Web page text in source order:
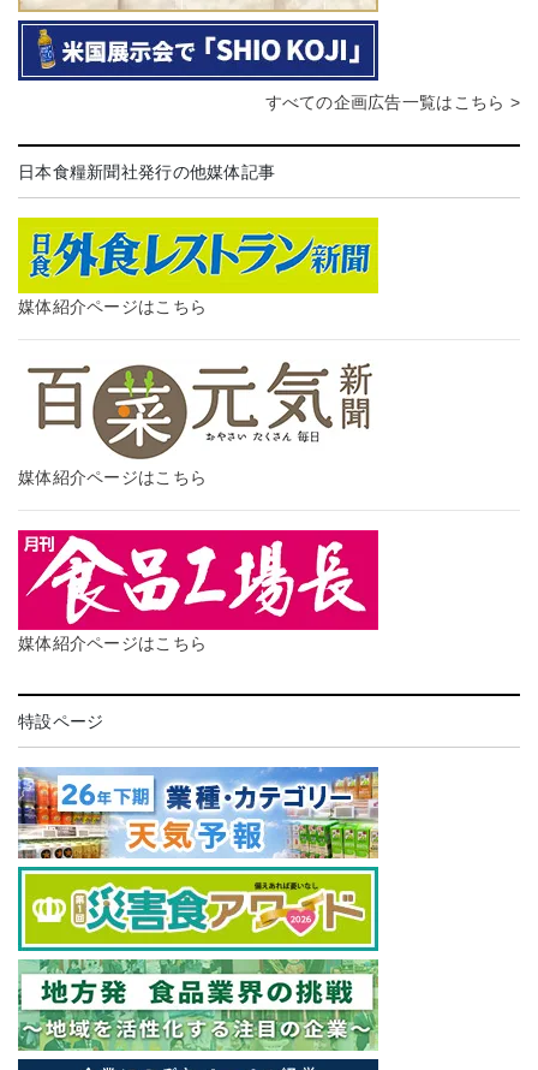
すべての企画広告一覧はこちら >
日本食糧新聞社発行の他媒体記事
媒体紹介ページはこちら
媒体紹介ページはこちら
媒体紹介ページはこちら
特設ページ